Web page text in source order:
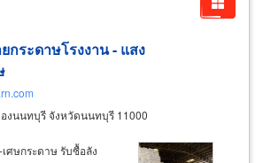
กระดาษโรงงาน - แสง
งนนทบุรี จังหวัดนนทบุรี 11000
ศษกระดาษ รับซื้อลัง